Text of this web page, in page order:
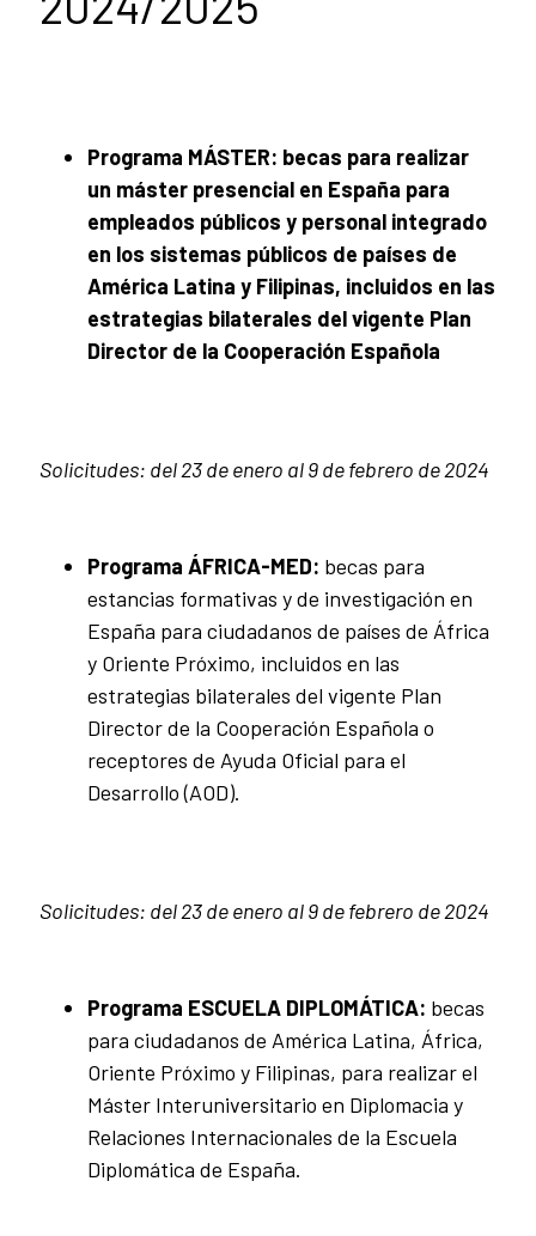
Programa MÁSTER: becas para realizar
un máster presencial en España para
empleados públicos y personal integrado
en los sistemas públicos de países de
América Latina y Filipinas, incluidos en las
estrategias bilaterales del vigente Plan
Director de la Cooperación Española
Solicitudes: del 23 de enero al 9de febrero de 2024
Programa ÁFRICA-MED: becas para
estancias formativas y de investigación en
España para ciudadanos de países de África
y Oriente Próximo, incluidos en las
estrategias bilaterales del vigente Plan
Director de la Cooperación Española o
receptores de Ayuda Oficial para el
Desarrollo (AOD).
Solicitudes: del 23 de enero al 9de febrero de 2024
Programa ESCUELA DIPLOMÁTICA: becas
para ciudadanos de América Latina, África,
Oriente Próximo y Filipinas, para realizar el
Máster Interuniversitario en Diplomacia y
Relaciones Internacionales de la Escuela
Diplomática de España.